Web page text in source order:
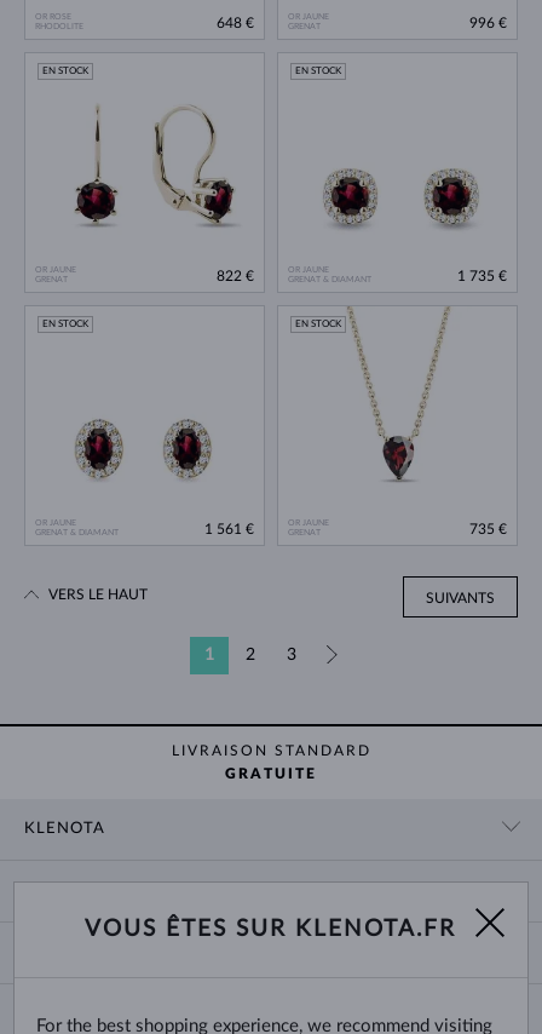
OR ROSE
RHODOLITE
648 €
OR JAUNE
GRENAT
996 €
OR JAUNE
GRENAT
EN STOCK
822 €
OR JAUNE
GRENAT & DIAMANT
EN STOCK
1 735 €
OR JAUNE
GRENAT & DIAMANT
EN STOCK
1 561 €
OR JAUNE
GRENAT
EN STOCK
735 €
SUIVANTS
1 2 3
VERS LE HAUT
LIVRAISON STANDARD
GRATUITE
KLENOTA
NOUS CONNAÎTRE
LIVRAISON ET PAIEMENT
CHOISIR DES ALLIANCES
TAILLE ET VARIÉTÉ DES CHAÎNES
VOUS ÊTES SUR KLENOTA.FR
For the best shopping experience, we recommend visiting